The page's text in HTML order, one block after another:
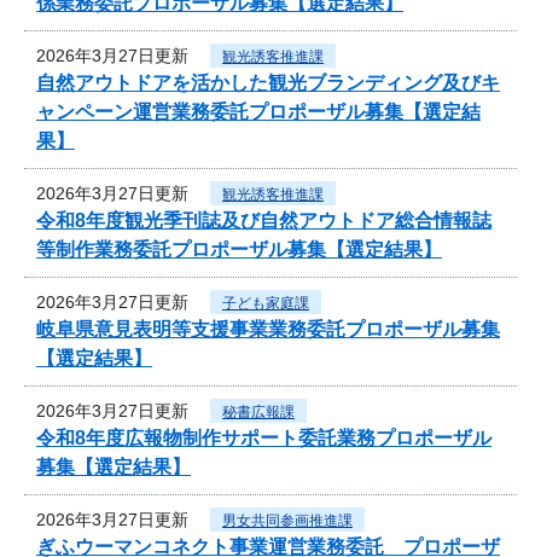
2026年3月27日更新 観光誘客推進課
自然アウトドアを活かした観光ブランディング及びキ
ャンペーン運営業務委託プロポーザル募集【選定結
果】
2026年3月27日更新 観光誘客推進課
令和8年度観光季刊誌及び自然アウトドア総合情報誌
等制作業務委託プロポーザル募集【選定結果】
2026年3月27日更新 子ども家庭課
岐阜県意見表明等支援事業業務委託プロポーザル募集
【選定結果】
2026年3月27日更新 秘書広報課
令和8年度広報物制作サポート委託業務プロポーザル
募集【選定結果】
2026年3月27日更新 男女共同参画推進課
ぎふウーマンコネクト事業運営業務委託 プロポーザ